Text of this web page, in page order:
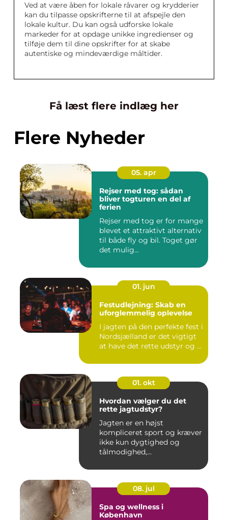
Ved at være åben for lokale råvarer og krydderier
kan du tilpasse opskrifterne til at afspejle den
lokale kultur. Du kan også udforske lokale
markeder for at opdage unikke ingredienser og
tilføje dem til dine opskrifter for at skabe
autentiske og mindeværdige måltider.
Få læst flere indlæg her
Flere Nyheder
05. apr
Rejser med tog: sådan
bliver togturen en del af
ferien
Rejser med tog er for mange
blevet et attraktivt alternativ
til både fly og bil. Toget gør
det mulig...
01. jun
Festudlejning: Skab en
uforglemmelig oplevelse
I jagten på den perfekte fest i
Nordsjælland er det vigtigt
at have det rette udstyr og ...
01. okt
Hvordan vælger du det
rette jagtudstyr?
Jagten er en højst
kompliceret sport og kræver
ikke kun dygtighed og
tålmodighed,...
08. jul
Spa og wellness i
København